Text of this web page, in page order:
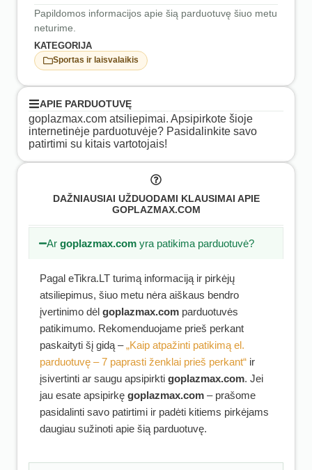
Papildomos informacijos apie šią parduotuvę šiuo metu
neturime.
KATEGORIJA
Sportas ir laisvalaikis
APIE PARDUOTUVĘ
goplazmax.com atsiliepimai. Apsipirkote šioje
internetinėje parduotuvėje? Pasidalinkite savo
patirtimi su kitais vartotojais!
DAŽNIAUSIAI UŽDUODAMI KLAUSIMAI APIE
GOPLAZMAX.COM
Argoplazmax.com yra patikima parduotuvė?
Pagal eTikra.LT turimą informaciją ir pirkėjų
atsiliepimus, šiuo metu nėra aiškaus bendro
įvertinimo dėl goplazmax.com parduotuvės
patikimumo. Rekomenduojame prieš perkant
paskaityti šį gidą –„Kaip atpažinti patikimą el.
parduotuvę – 7 paprasti ženklai prieš perkant“ ir
įsivertinti ar saugu apsipirkti goplazmax.com. Jei
jau esate apsipirkę goplazmax.com – prašome
pasidalinti savo patirtimi ir padėti kitiems pirkėjams
daugiau sužinoti apie šią parduotuvę.